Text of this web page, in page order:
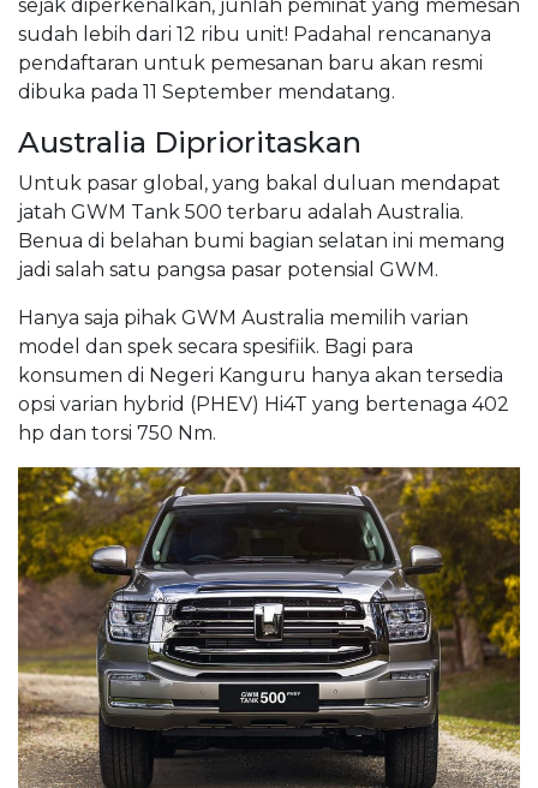
sejak diperkenalkan, junlah peminat yang memesan
sudah lebih dari 12 ribu unit! Padahal rencananya
pendaftaran untuk pemesanan baru akan resmi
dibuka pada 11 September mendatang.
Australia Diprioritaskan
Untuk pasar global, yang bakal duluan mendapat
jatah GWM Tank 500 terbaru adalah Australia.
Benua di belahan bumi bagian selatan ini memang
jadi salah satu pangsa pasar potensial GWM.
Hanya saja pihak GWM Australia memilih varian
model dan spek secara spesifiik. Bagi para
konsumen di Negeri Kanguru hanya akan tersedia
opsi varian hybrid (PHEV) Hi4T yang bertenaga 402
hp dan torsi 750 Nm.